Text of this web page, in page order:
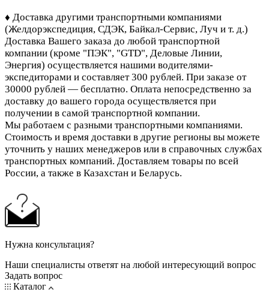
♦ Доставка другими транспортными компаниями
(Желдорэкспедиция, СДЭК, Байкал-Сервис, Луч и т. д.)
Доставка Вашего заказа до любой транспортной
компании (кроме "ПЭК", "GTD", Деловые Линии,
Энергия) осуществляется нашими водителями-
экспедиторами и составляет 300 рублей. При заказе от
30000 рублей — бесплатно. Оплата непосредственно за
доставку до вашего города осуществляется при
получении в самой транспортной компании.
Мы работаем с разными транспортными компаниями.
Стоимость и время доставки в другие регионы вы можете
уточнить у наших менеджеров или в справочных службах
транспортных компаний. Доставляем товары по всей
России, а также в Казахстан и Беларусь.
Нужна консультация?
Наши специалисты ответят на любой интересующий вопрос
Задать вопрос
Каталог